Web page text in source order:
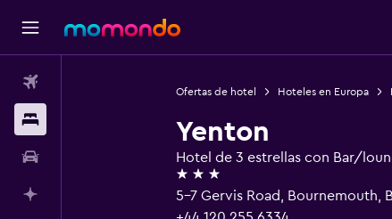
Ofertas de hotel Hoteles en Europa
Yenton
Hotel de 3 estrellas con Bar/
3 estrellas
5-7 Gervis Road, Bournemouth,